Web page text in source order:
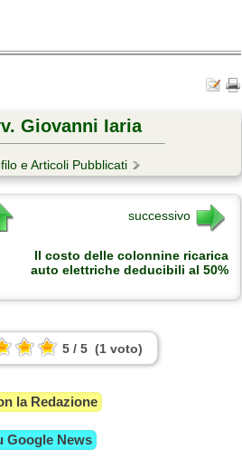
Giovanni Iaria
e Articoli Pubblicati
successivo
Il costo delle colonnine ricarica
auto elettriche deducibili al 50%
5 / 5 (1 voto)
la Redazione
Google News